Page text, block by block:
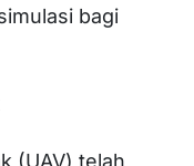
bagi
(UAV) telah